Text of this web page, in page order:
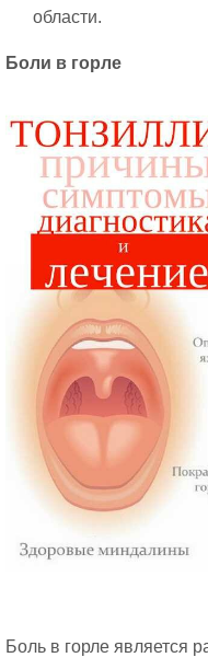
области.
Боли в горле
Боль в горле является